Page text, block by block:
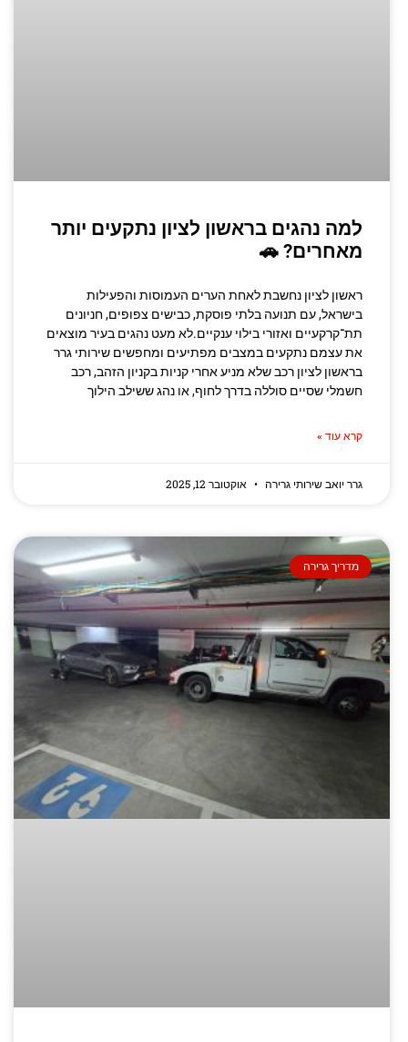
למה נהגים בראשון לציון נתקעים יותר
מאחרים? 🚗
ראשון לציון נחשבת לאחת הערים העמוסות והפעילות
בישראל, עם תנועה בלתי פוסקת, כבישים צפופים, חניונים
תת־קרקעיים ואזורי בילוי ענקיים.לא מעט נהגים בעיר מוצאים
את עצמם נתקעים במצבים מפתיעים ומחפשים שירותי גרר
בראשון לציון רכב שלא מניע אחרי קניות בקניון הזהב, רכב
חשמלי שסיים סוללה בדרך לחוף, או נהג ששילב הילוך
קרא עוד »
גרר יואב שירותי גרירה אוקטובר 12, 2025
מדריך גרירה